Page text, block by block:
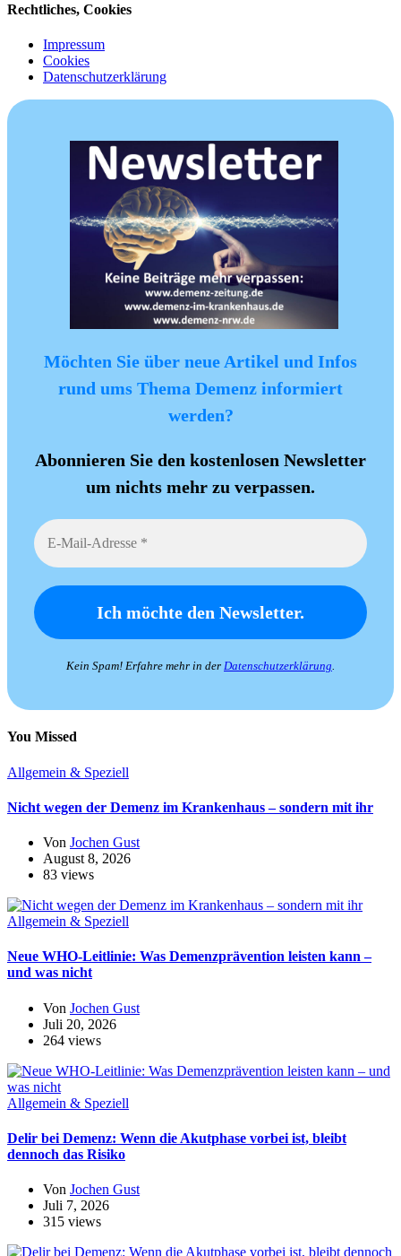
Rechtliches, Cookies
Impressum
Cookies
Datenschutzerklärung
Möchten Sie über neue Artikel und Infos
rund ums Thema Demenz informiert
werden?
Abonnieren Sie den kostenlosen Newsletter
um nichts mehr zu verpassen.
Kein Spam! Erfahre mehr in der Datenschutzerklärung.
You Missed
Allgemein & Speziell
Nicht wegen der Demenz im Krankenhaus – sondern mit ihr
Von Jochen Gust
August 8, 2026
83 views
Allgemein & Speziell
Neue WHO-Leitlinie: Was Demenzprävention leisten kann –
und was nicht
Von Jochen Gust
Juli 20, 2026
264 views
Allgemein & Speziell
Delir bei Demenz: Wenn die Akutphase vorbei ist, bleibt
dennoch das Risiko
Von Jochen Gust
Juli 7, 2026
315 views